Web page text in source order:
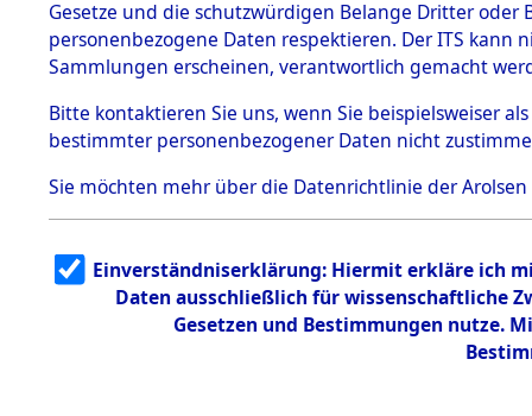
1.2.9.1
Effekten aus
dem KZ
Dachau
Dokument
e
1.2.9.2
Effekten aus
dem KZ
Landesentsch
ädigungsamt
Gesetze und die schutzwürdigen Belange Dritter
personenbezogene Daten respektieren. Der ITS
Sammlungen erscheinen, verantwortlich gemacht
Bitte kontaktieren Sie uns, wenn Sie beispielsweiser
bestimmter personenbezogener Daten nicht
Sie möchten mehr über die Datenrichtlinie der Arolsen
Einverständniserklärung: Hiermit erkläre ich
Daten ausschließlich für wissenschaftliche
Gesetzen und Bestimmungen nutze.